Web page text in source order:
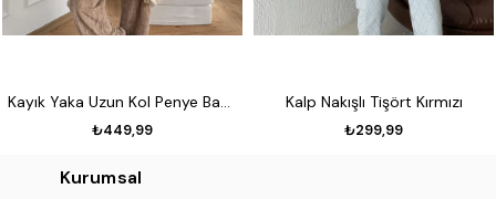
Kayık Yaka Uzun Kol Penye Badi Koyu kahve
₺449,99
Kalp Nakışlı Tişört Kırmızı
₺299,99
Kurumsal